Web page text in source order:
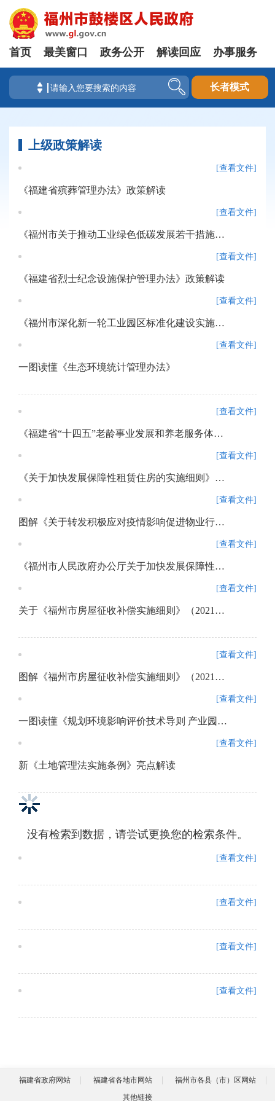
首页 最美窗口 政务公开 解读回应 办事服务
长者模式
上级政策解读
[查看文件]
《福建省殡葬管理办法》政策解读
[查看文件]
《福州市关于推动工业绿色低碳发展若干措施》政策解读
[查看文件]
《福建省烈士纪念设施保护管理办法》政策解读
[查看文件]
《福州市深化新一轮工业园区标准化建设实施方案》政策解读
[查看文件]
一图读懂《生态环境统计管理办法》
[查看文件]
《福建省“十四五”老龄事业发展和养老服务体系规划》政策解读
[查看文件]
《关于加快发展保障性租赁住房的实施细则》及相关配套制度的政策解读
[查看文件]
图解《关于转发积极应对疫情影响促进物业行业健康发展若干措施的通知》政策解读
[查看文件]
《福州市人民政府办公厅关于加快发展保障性租赁住房的实施意见》政策解读
[查看文件]
关于《福州市房屋征收补偿实施细则》（2021年修订版）的政策解读
[查看文件]
图解《福州市房屋征收补偿实施细则》（2021年修订版）政策解读
[查看文件]
一图读懂《规划环境影响评价技术导则 产业园区》（HJ 131-2021）
[查看文件]
新《土地管理法实施条例》亮点解读
没有检索到数据，请尝试更换您的检索条件。
[查看文件]
[查看文件]
[查看文件]
[查看文件]
福建省政府网站 福建省各地市网站
福州市各县（市）区网站
其他链接